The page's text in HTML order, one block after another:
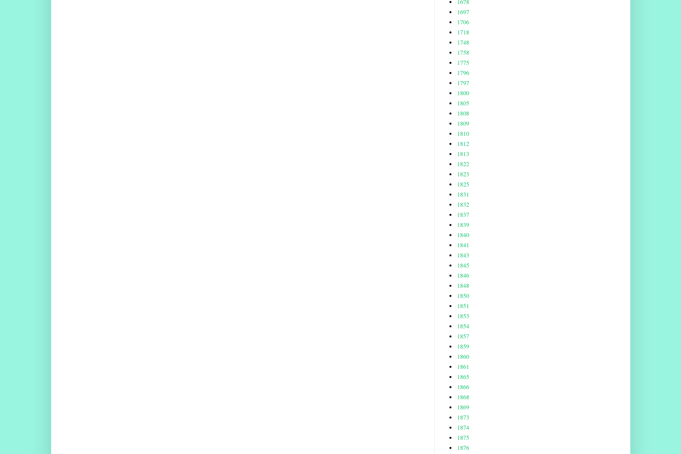
1697
1706
1718
1748
1758
1775
1796
1797
1800
1805
1808
1809
1810
1812
1813
1822
1823
1825
1831
1832
1837
1839
1840
1841
1843
1845
1846
1848
1850
1851
1853
1854
1857
1859
1860
1861
1865
1866
1868
1869
1873
1874
1875
1876